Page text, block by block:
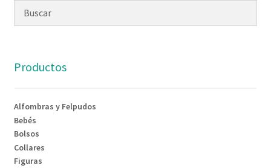
Productos
Alfombras y Felpudos
Bebés
Bolsos
Collares
Figuras